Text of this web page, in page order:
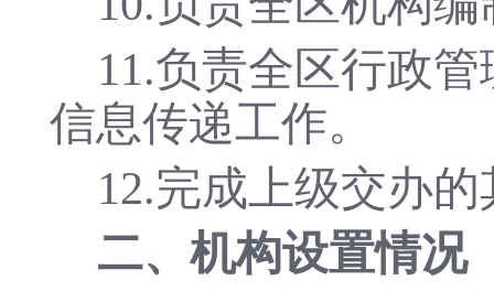
11.负责全区行政
信息传递工作。
12.完成上级交办
二、机构设置情况